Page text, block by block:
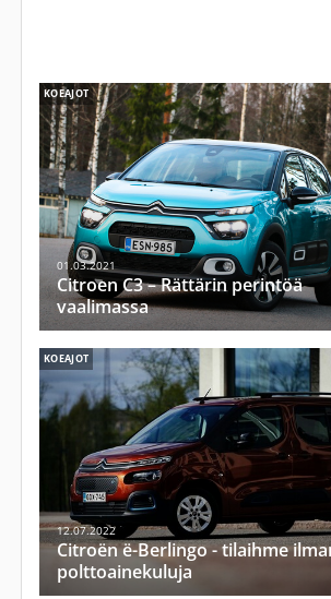
KOEAJOT
01.03.2021
Citroen C3 – Rättärin perintöä
vaalimassa
KOEAJOT
12.07.2022
Citroën ë-Berlingo - tilaihme
polttoainekuluja